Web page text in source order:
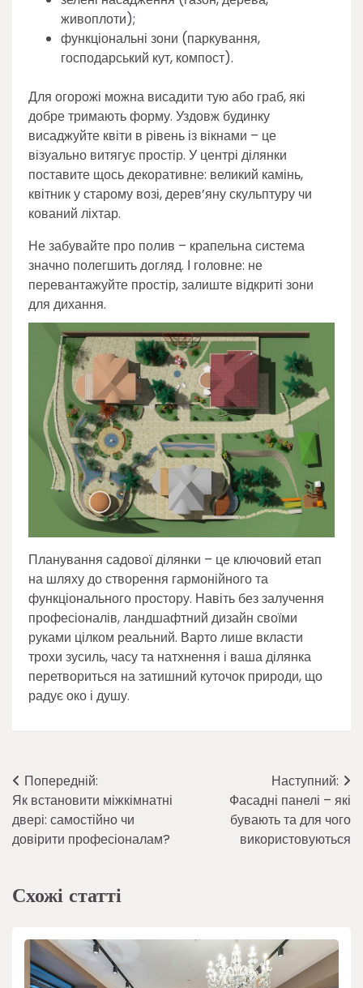
живоплоти);
функціональні зони (паркування,
господарський кут, компост).
Для огорожі можна висадити тую або граб, які
добре тримають форму. Уздовж будинку
висаджуйте квіти в рівень із вікнами – це
візуально витягує простір. У центрі ділянки
поставите щось декоративне: великий камінь,
квітник у старому возі, дерев’яну скульптуру чи
кований ліхтар.
Не забувайте про полив – крапельна система
значно полегшить догляд. І головне: не
перевантажуйте простір, залиште відкриті зони
для дихання.
Планування садової ділянки – це ключовий етап
на шляху до створення гармонійного та
функціонального простору. Навіть без залучення
професіоналів, ландшафтний дизайн своїми
руками цілком реальний. Варто лише вкласти
трохи зусиль, часу та натхнення і ваша ділянка
перетвориться на затишний куточок природи, що
радує око і душу.
Навігація
записів
Попередній:
Як встановити міжкімнатні
двері: самостійно чи
довірити професіоналам?
Наступний:
Фасадні панелі – які
бувають та для чого
використовуються
Схожі статті